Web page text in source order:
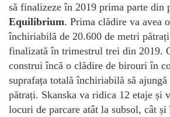
să finalizeze în 2019 prima parte din
Equilibrium. Prima clădire va avea
închiriabilă de 20.600 de metri
finalizată în trimestrul trei din 2019.
construi încă o clădire de birouri în
suprafața totală închiriabilă să
pătrați. Skanska va ridica 12 etaje și
locuri de parcare atât la subsol, cât